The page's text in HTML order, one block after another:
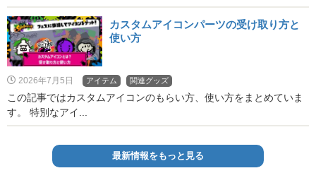
カスタムアイコンパーツの受け取り方と
使い方
2026年7月5日 アイテム 関連グッズ
この記事ではカスタムアイコンのもらい方、使い方をまとめていま
す。 特別なアイ...
最新情報をもっと見る